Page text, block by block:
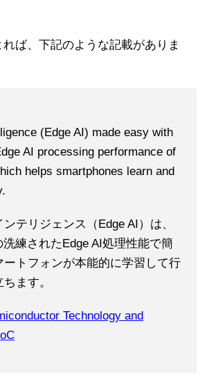
れば、下記のような記載がありま
(Edge AI) made easy with
AI processing performance of
helps smartphones learn and
テリジェンス（Edge AI）は、
練されたEdge AI処理性能で簡
ートフォンが本能的に学習して行
ます。
Technology and